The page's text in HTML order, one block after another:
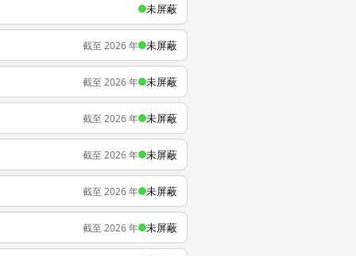
未屏蔽
截至 2026 年 未屏蔽
截至 2026 年 未屏蔽
截至 2026 年 未屏蔽
截至 2026 年 未屏蔽
截至 2026 年 未屏蔽
截至 2026 年 未屏蔽